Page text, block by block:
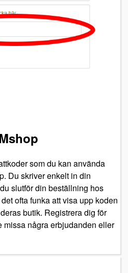
som du kan använda
Du skriver enkelt in din
slutför din beställning hos
ofta funka att visa upp koden
butik. Registrera dig för
missa några erbjudanden eller